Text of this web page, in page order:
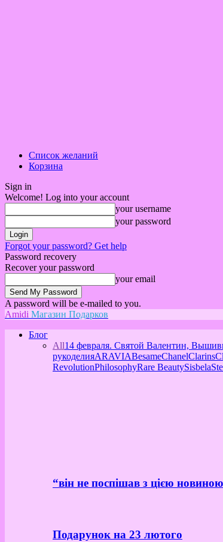
Список желаний
Корзина
Sign in
Welcome! Log into your account
your username
your password
Forgot your password? Get help
Password recovery
Recover your password
your email
A password will be e-mailed to you.
Amidi Магазин Подарков
Блог
All14 февраля. Святой Валентин,
рукоделияARAVIABesameChanelClarins
RevolutionPhilosophyRare BeautySisbela
“він не поспішав з цією
Подарунок на 23 лютого